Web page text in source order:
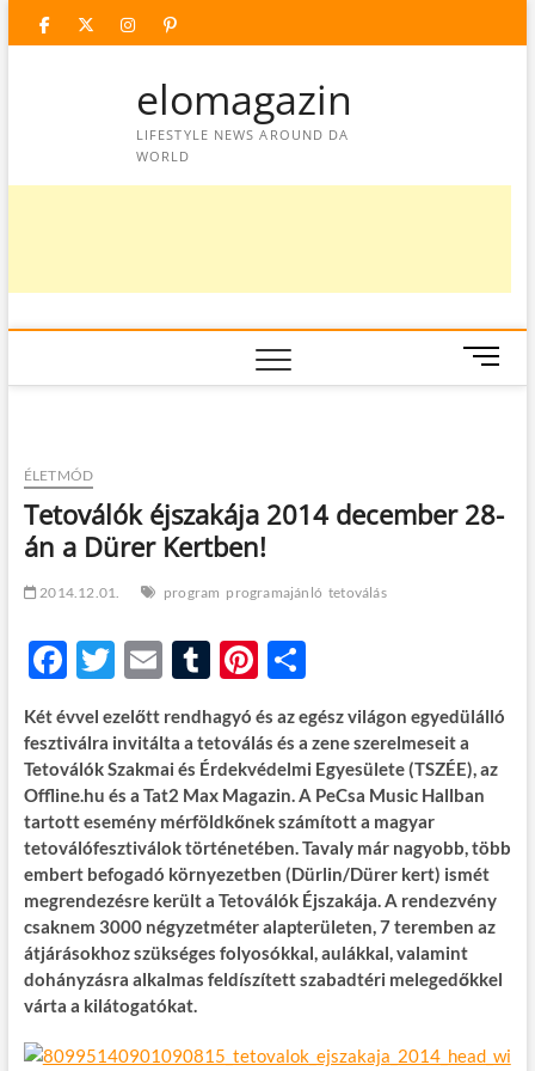
facebooktwitter
instagram
googleplus
pinterest
elomagazin
LIFESTYLE NEWS AROUND DA
WORLD
M
e
t
ÉLETMÓD
Tetoválók éjszakája 2014 december 28-
án a Dürer Kertben!
2014.12.01. program programajánló tetoválás
F
ac
e
b
o
o
k
T
w
itt
er
E
ail
T
m
bl
r
Pi
nt
er
es
t
O
ss
za
m
e
g
Két évvel ezelőtt rendhagyó és az egész világon egyedülálló
fesztiválra invitálta a tetoválás és a zene szerelmeseit a
Tetoválók Szakmai és Érdekvédelmi Egyesülete (TSZÉE), az
Offline.hu és a Tat2 Max Magazin. A PeCsa Music Hallban
tartott esemény mérföldkőnek számított a magyar
tetoválófesztiválok történetében. Tavaly már nagyobb, több
embert befogadó környezetben (Dürlin/Dürer kert) ismét
megrendezésre került a Tetoválók Éjszakája. A rendezvény
csaknem 3000 négyzetméter alapterületen, 7 teremben az
átjárásokhoz szükséges folyosókkal, aulákkal, valamint
dohányzásra alkalmas feldíszített szabadtéri melegedőkkel
várta a kilátogatókat.